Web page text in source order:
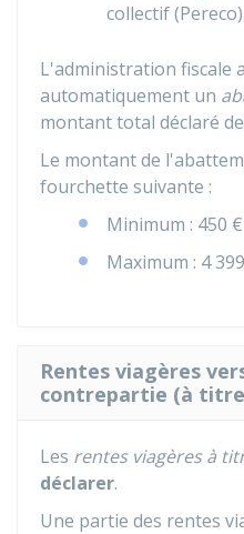
collectif (Pereco).
L'administration fiscale
automatiquement un
montant total déclaré
Le montant de
fourchette suivante :
Minimum : 450 €
Maximum : 4
Rentes viagères
contrepartie (à
Les rentes viagères à
déclarer.
Une partie des rentes